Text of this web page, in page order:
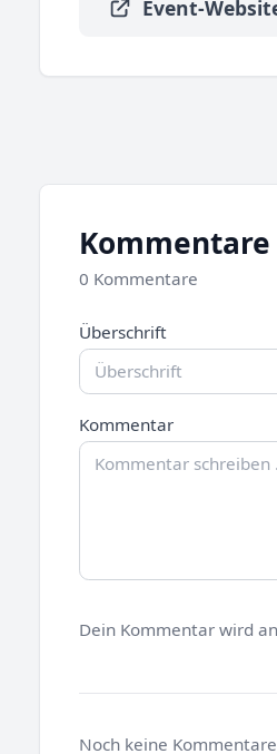
Event-
Kommentare
0 Kommentare
Überschrift
Kommentar
Dein Kommentar wird
Noch keine